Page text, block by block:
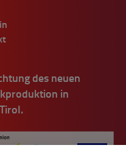
des neuen
in